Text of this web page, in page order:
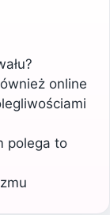
online
polega to